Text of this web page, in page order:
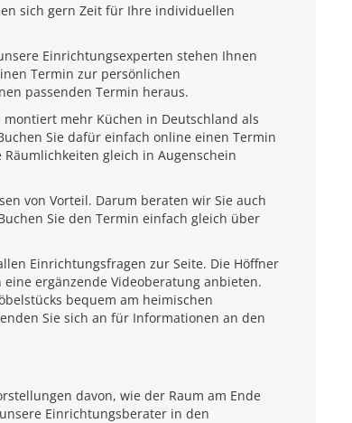
sich gern Zeit für Ihre individuellen
Einrichtungsexperten stehen Ihnen
Termin zur persönlichen
passenden Termin heraus.
mehr Küchen in Deutschland als
Sie dafür einfach online einen Termin
gleich in Augenschein
von Vorteil. Darum beraten wir Sie auch
Sie den Termin einfach gleich über
Einrichtungsfragen zur Seite. Die Höffner
ergänzende Videoberatung anbieten.
bequem am heimischen
Sie sich an für Informationen an den
davon, wie der Raum am Ende
Einrichtungsberater in den